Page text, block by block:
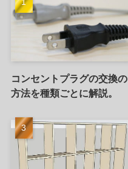
コンセントプラグの交換の
方法を種類ごとに解説。